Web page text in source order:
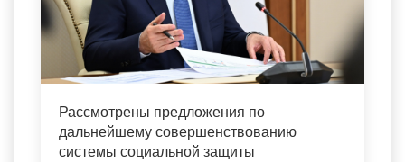
Рассмотрены предложения по
дальнейшему совершенствованию
системы социальной защиты